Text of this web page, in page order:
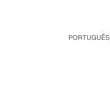
PORTUGUÊS